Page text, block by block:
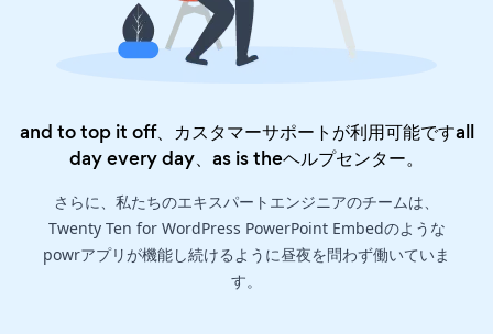
and to top it off、カスタマーサポートが利用可能ですall
day every day、as is theヘルプセンター。
さらに、私たちのエキスパートエンジニアのチームは、
Twenty Ten for WordPress PowerPoint Embedのような
powrアプリが機能し続けるように昼夜を問わず働いていま
す。